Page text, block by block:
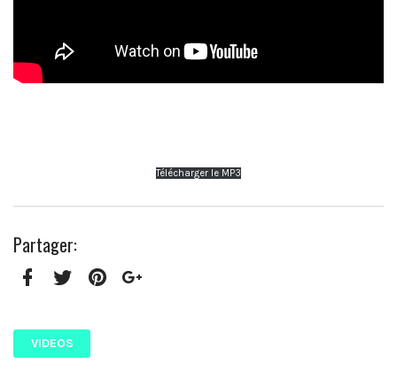
Télécharger le MP3
Partager:
VIDEOS